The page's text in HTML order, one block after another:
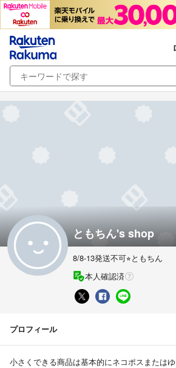
ともちん's shop
8/8-13発送不可⭐︎ともちん
本人確認済
プロフィール
小さくできる商品は基本的にネコポスまたは